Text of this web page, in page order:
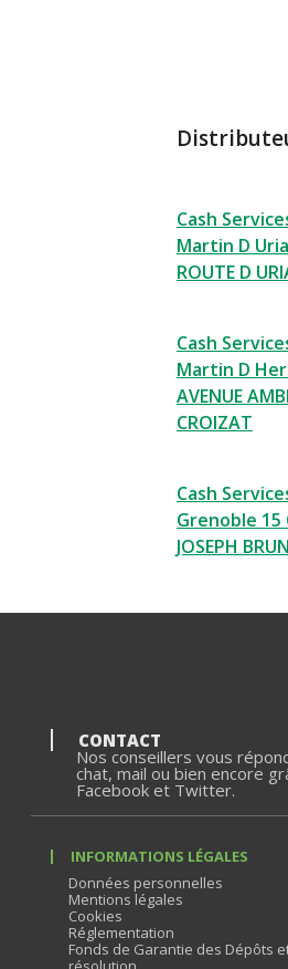
Cash
Martin D
ROUTE D
Cash
Martin D
AVENUE
CROIZAT
Cash
Grenoble 15
JOSEPH BRUN
CONTACT
Nos conseillers vous
chat, mail ou bien encore
Facebook et Twitter.
INFORMATIONS LÉGALES
Données personnelles
Mentions légales
Cookies
Réglementation
Fonds de Garantie des Dépôts